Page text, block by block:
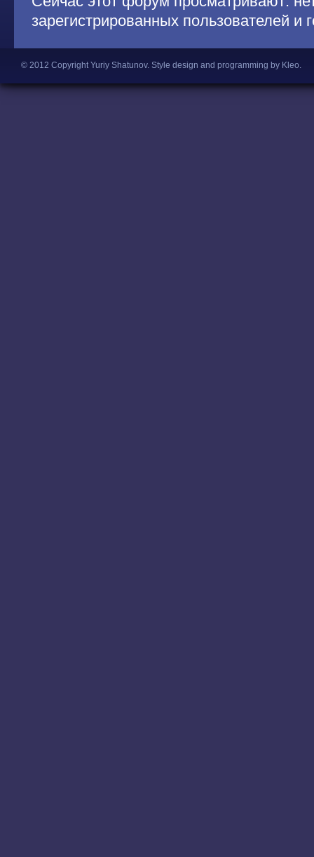
зарегистрированных пользователей и
© 2012 Copyright Yuriy Shatunov. Style design and programming by Kleo.